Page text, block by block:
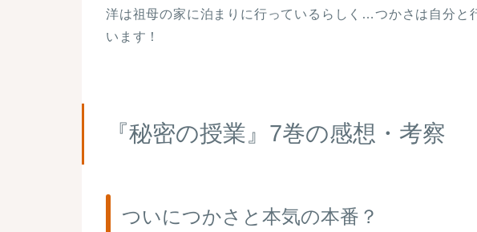
洋は祖母の家に泊まりに行っているらしく…つかさは自分と
います！
『秘密の授業』7巻の感想・考察
ついにつかさと本気の本番？